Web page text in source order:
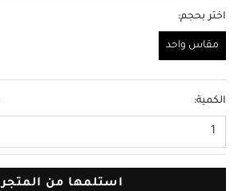
اختر بحجم:
مقاس واحد
الكمية:
1
استلمها من المتجر